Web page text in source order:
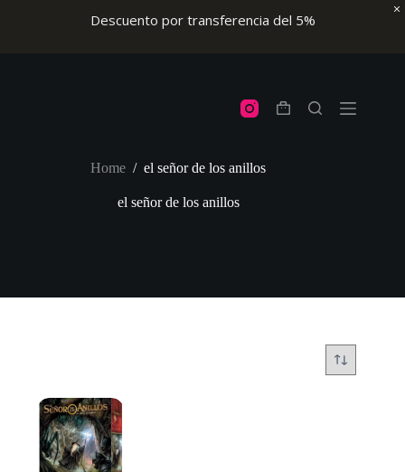
Descuento por transferencia del 5%
Shopping
Home / el señor de los anillos
el señor de los anillos